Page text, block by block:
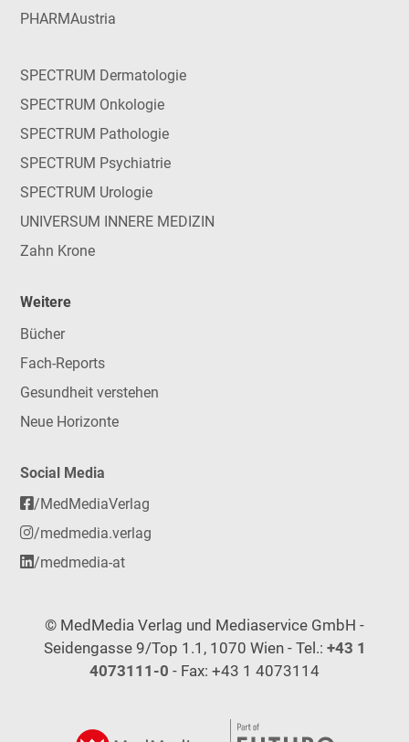
PHARMAustria
SPECTRUM Dermatologie
SPECTRUM Onkologie
SPECTRUM Pathologie
SPECTRUM Psychiatrie
SPECTRUM Urologie
UNIVERSUM INNERE MEDIZIN
Zahn Krone
Weitere
Bücher
Fach-Reports
Gesundheit verstehen
Neue Horizonte
Social Media
/MedMediaVerlag
/medmedia.verlag
/medmedia-at
© MedMedia Verlag und Mediaservice GmbH -
Seidengasse 9/Top 1.1, 1070 Wien - Tel.: +43 1
4073111-0 - Fax: +43 1 4073114